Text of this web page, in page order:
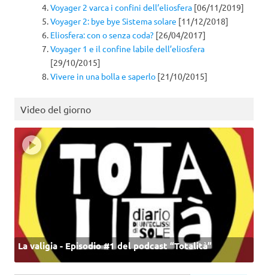
Voyager 2 varca i confini dell’eliosfera [06/11/2019]
Voyager 2: bye bye Sistema solare [11/12/2018]
Eliosfera: con o senza coda? [26/04/2017]
Voyager 1 e il confine labile dell’eliosfera
[29/10/2015]
Vivere in una bolla e saperlo [21/10/2015]
Video del giorno
La valigia - Episodio #1 del podcast “Totalità”